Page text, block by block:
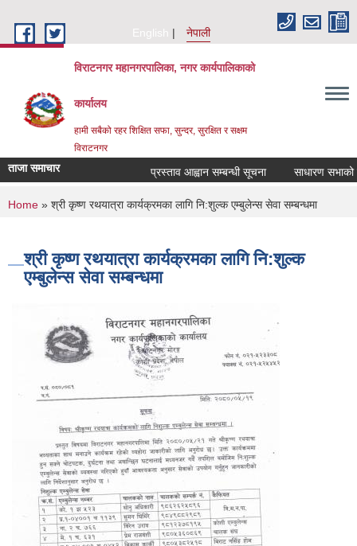
English
नेपाली
विराटनगर महानगरपालिका, नगर कार्यपालिकाको
कार्यालय
हामी सबैको रहर शिक्षित सफा, सुन्दर, सुरक्षित र सक्षम
विराटनगर
ताजा समाचार प्रस्ताव आह्वान सम्बन्धी सूचना साधारण सभाको
You are here
Home » श्री कृष्ण रथयात्रा कार्यक्रमका लागि नि:शुल्क एम्बुलेन्स सेवा सम्बन्धमा
श्री कृष्ण रथयात्रा कार्यक्रमका लागि नि:शुल्क
एम्बुलेन्स सेवा सम्बन्धमा